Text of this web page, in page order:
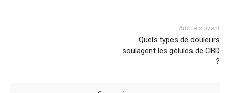
Article suivant
Quels types de douleurs
soulagent les gélules de CBD
?